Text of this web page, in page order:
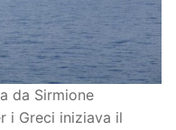
da Sirmione
i Greci iniziava il